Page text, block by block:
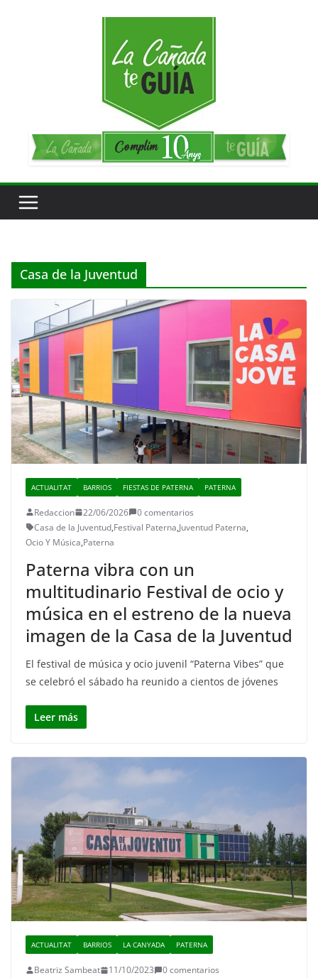
Casa de la Juventud
ACTUALITAT BARRIOS FIESTAS DE PATERNA PATERNA
Redaccion 22/06/2026
0 comentarios
Casa de la Juventud,Festival Paterna,Juventud Paterna,
Ocio Y Música,Paterna
Paterna vibra con un
multitudinario Festival de ocio y
música en el estreno de la nueva
imagen de la Casa de la Juventud
El festival de música y ocio juvenil “Paterna Vibes” que
se celebró el sábado ha reunido a cientos de jóvenes
Leer más
ACTUALITAT BARRIOS LA CANYADA PATERNA
Beatriz Sambeat 11/10/2023
0 comentarios